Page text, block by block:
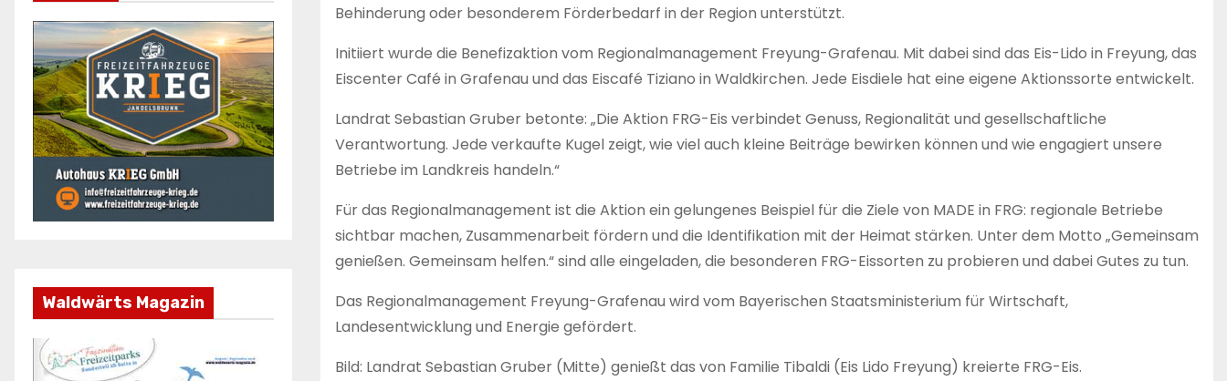
Waldwärts Magazin
Behinderung oder besonderem Förderbedarf in der Region unterstützt.
Initiiert wurde die Benefizaktion vom Regionalmanagement Freyung-Grafenau. Mit dabei sind das Eis-Lido in Freyung, das
Eiscenter Café in Grafenau und das Eiscafé Tiziano in Waldkirchen. Jede Eisdiele hat eine eigene Aktionssorte entwickelt.
Landrat Sebastian Gruber betonte: „Die Aktion FRG-Eis verbindet Genuss, Regionalität und gesellschaftliche
Verantwortung. Jede verkaufte Kugel zeigt, wie viel auch kleine Beiträge bewirken können und wie engagiert unsere
Betriebe im Landkreis handeln.“
Für das Regionalmanagement ist die Aktion ein gelungenes Beispiel für die Ziele von MADE in FRG: regionale Betriebe
sichtbar machen, Zusammenarbeit fördern und die Identifikation mit der Heimat stärken. Unter dem Motto „Gemeinsam
genießen. Gemeinsam helfen.“ sind alle eingeladen, die besonderen FRG-Eissorten zu probieren und dabei Gutes zu tun.
Das Regionalmanagement Freyung-Grafenau wird vom Bayerischen Staatsministerium für Wirtschaft,
Landesentwicklung und Energie gefördert.
Bild: Landrat Sebastian Gruber (Mitte) genießt das von Familie Tibaldi (Eis Lido Freyung) kreierte FRG-Eis.